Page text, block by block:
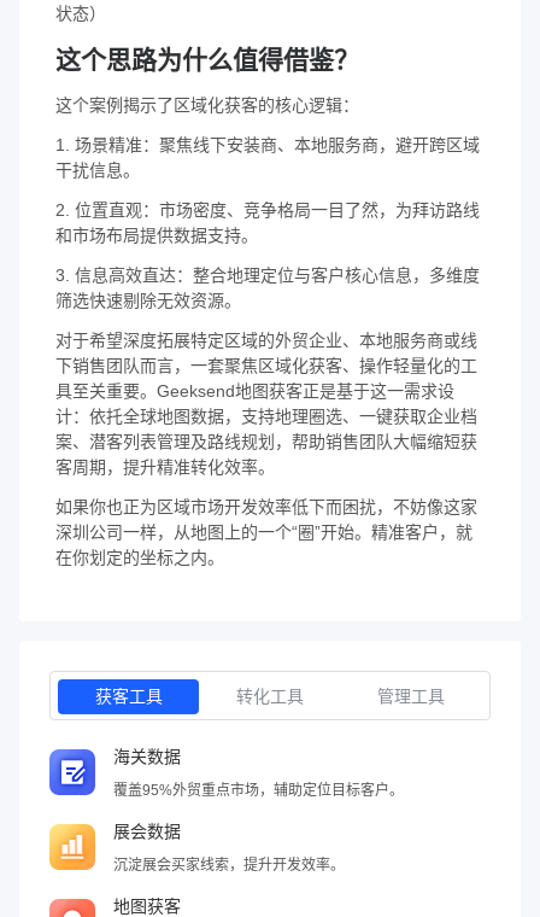
状态）
这个思路为什么值得借鉴？
这个案例揭示了区域化获客的核心逻辑：
1. 场景精准：聚焦线下安装商、本地服务商，避开跨区域
干扰信息。
2. 位置直观：市场密度、竞争格局一目了然，为拜访路线
和市场布局提供数据支持。
3. 信息高效直达：整合地理定位与客户核心信息，多维度
筛选快速剔除无效资源。
对于希望深度拓展特定区域的外贸企业、本地服务商或线
下销售团队而言，一套聚焦区域化获客、操作轻量化的工
具至关重要。Geeksend地图获客正是基于这一需求设
计：依托全球地图数据，支持地理圈选、一键获取企业档
案、潜客列表管理及路线规划，帮助销售团队大幅缩短获
客周期，提升精准转化效率。
如果你也正为区域市场开发效率低下而困扰，不妨像这家
深圳公司一样，从地图上的一个“圈”开始。精准客户，就
在你划定的坐标之内。
获客工具 转化工具 管理工具
海关数据
覆盖95%外贸重点市场，辅助定位目标客户。
展会数据
沉淀展会买家线索，提升开发效率。
地图获客